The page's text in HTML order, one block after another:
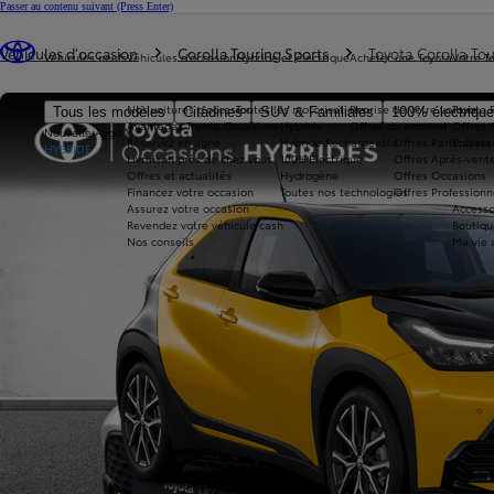
Passer au contenu suivant (Press Enter)
Véhicules neufs
Tous les modèles Citadines SUV & Familiales 100%
Nouvelle Aygo X
HYBRIDE
Véhicules d'occasion
Nos voitures d'occasion
Avantages Toyota Occasions
Réservez en ligne
Livraison près de chez vous
Offres et actualités
Financez votre occasion
Assurez votre occasion
Revendez votre véhicule cash
Nos conseils
Hybride et électrique
Toutes les motorisations
Hybride
Hybride Rechargeable
100% Électrique
Hydrogène
Toutes nos technologies
Acheter une Toyota
Reprise de votre voiture
Offres du moment
Offres Après-
Offres Occasions
Offres
Votre
Toyota
Offres
Ma vie
Véhicules d'occasion Corolla Touring Sports Toyota Corolla